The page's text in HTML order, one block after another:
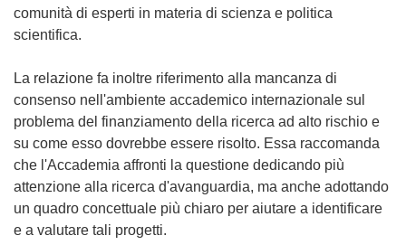
comunità di esperti in materia di scienza e politica
scientifica.
La relazione fa inoltre riferimento alla mancanza di
consenso nell'ambiente accademico internazionale sul
problema del finanziamento della ricerca ad alto rischio e
su come esso dovrebbe essere risolto. Essa raccomanda
che l'Accademia affronti la questione dedicando più
attenzione alla ricerca d'avanguardia, ma anche adottando
un quadro concettuale più chiaro per aiutare a identificare
e a valutare tali progetti.